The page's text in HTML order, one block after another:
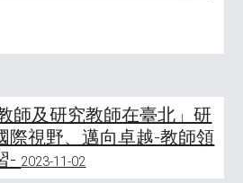
師及研究教師在臺北」研
際視野、邁向卓越-教師領
- 2023-11-02